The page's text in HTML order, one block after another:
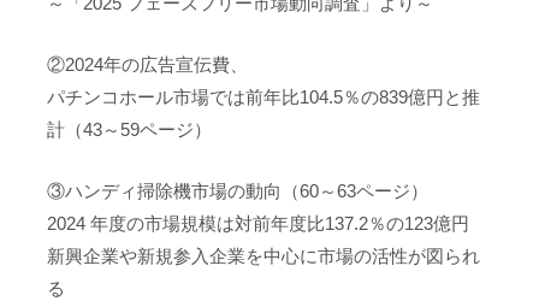
②2024年の広告宣伝費、
パチンコホール市場では前年比104.5％の839億円と推
計（43～59ページ）
③ハンディ掃除機市場の動向（60～63ページ）
2024 年度の市場規模は対前年度比137.2％の123億円
新興企業や新規参入企業を中心に市場の活性が図られ
る